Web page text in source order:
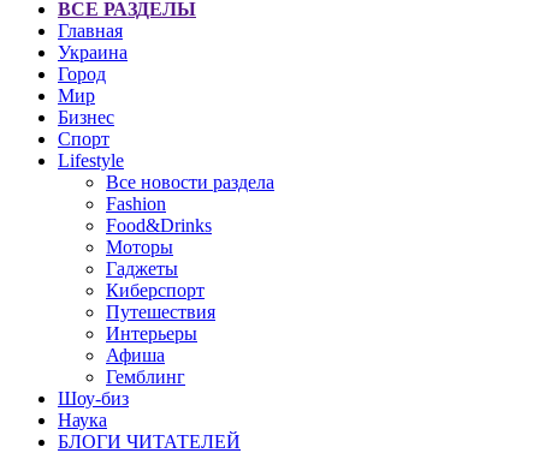
ВСЕ РАЗДЕЛЫ
Главная
Украина
Город
Мир
Бизнес
Спорт
Lifestyle
Все новости раздела
Fashion
Food&Drinks
Моторы
Гаджеты
Киберспорт
Путешествия
Интерьеры
Афиша
Гемблинг
Шоу-биз
Наука
БЛОГИ ЧИТАТЕЛЕЙ